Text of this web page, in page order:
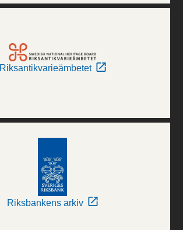
Riksantikvarieämbetet
Riksbankens arkiv